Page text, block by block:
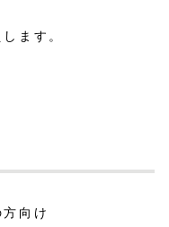
ます。
向け